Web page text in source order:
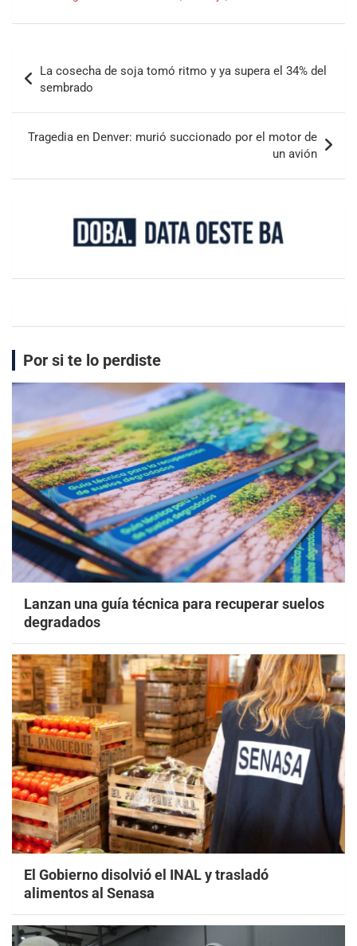
La cosecha de soja tomó ritmo y ya supera el 34% del
sembrado
Tragedia en Denver: murió succionado por el motor de
un avión
Por si te lo perdiste
Lanzan una guía técnica para recuperar suelos
degradados
El Gobierno disolvió el INAL y trasladó
alimentos al Senasa